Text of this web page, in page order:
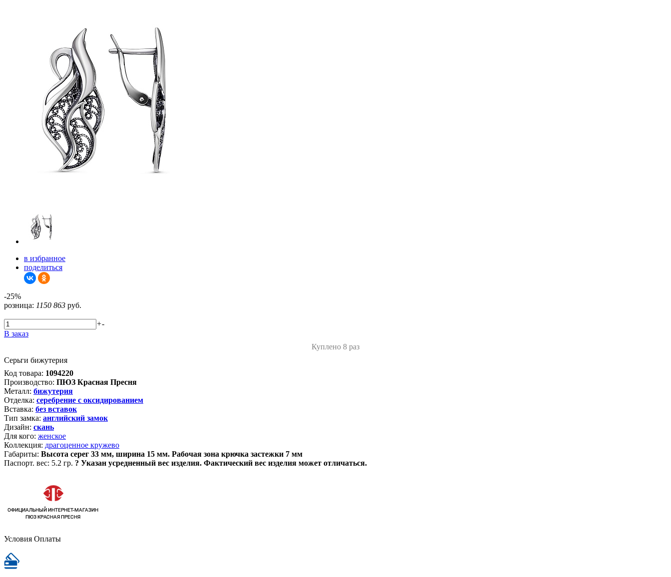
в избранное
поделиться
-25%
розница: 1150 863 руб.
+-
В заказ
Куплено 8 раз
Серьги бижутерия
Код товара: 1094220
Производство: ПЮЗ Красная Пресня
Металл: бижутерия
Отделка: серебрение с оксидированием
Вставка: без вставок
Тип замка: английский замок
Дизайн: скань
Для кого: женское
Коллекция: драгоценное кружево
Габариты: Высота серег 33 мм, ширина 15 мм. Рабочая зона крючка застежки 7 мм
Паспорт. вес: 5.2 гр. ? Указан усредненный вес изделия. Фактический вес изделия может отличаться.
Условия Оплаты